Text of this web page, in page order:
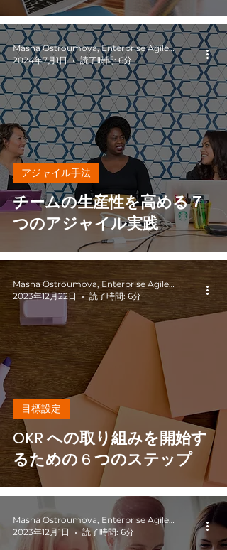
チームの生産性を高める７
つのアジャイル実践
アジャイル手法
Masha Ostroumova, Enterprise Agile Coach
2024年7月1日
読了時間: 6分
OKR への取り組みを開始す
るための 6 つのステップ
目標設定
Masha Ostroumova, Enterprise Agile Coach
2023年12月22日
読了時間: 6分
Masha Ostroumova, Enterprise Agile Coach
2023年12月1日
読了時間: 6分